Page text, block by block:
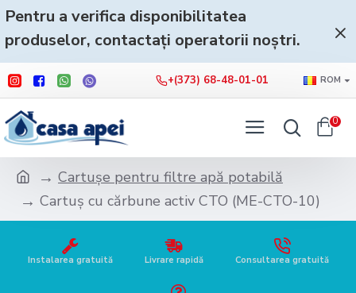
Pentru a verifica disponibilitatea
produselor, contactați operatorii noștri.
+(373) 68-48-01-01 ROM
0
Cartușe pentru filtre apă potabilă
Cartuș cu cărbune activ CTO (ME-CTO-10)
Instalarea gratuită Livrare rapidă Consultarea gratuită